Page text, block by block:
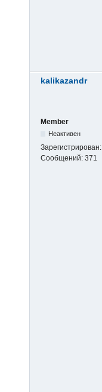
kalikazandr
Member
Неактивен
Зарегистрирован:
Сообщений: 371